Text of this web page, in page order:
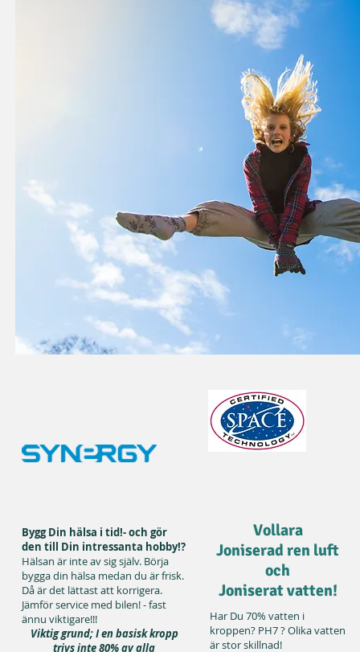
Bygg Din hälsa i tid!- och gör
den till Din intressanta hobby!?
Hälsan är inte av sig själv. Börja
bygga din hälsa medan du är frisk.
Då är det lättast att korrigera.
Jämför service med bilen! - fast
ännu viktigare!!!
Viktig grund; I en basisk kropp
trivs inte 80% av alla
Vollara
Joniserad ren luft
och
Joniserat vatten!
Har Du 70% vatten i
kroppen? PH7 ? Olika vatten
är stor skillnad!